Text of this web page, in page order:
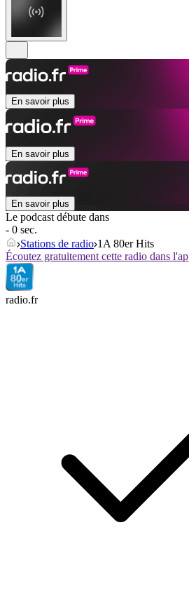
En savoir plus
En savoir plus
En savoir plus
Le podcast débute dans
- 0 sec.
Stations de radio 1A 80er Hits
Écoutez gratuitement cette radio dans
radio.fr